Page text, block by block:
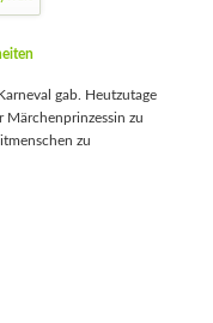
gab. Heutzutage
Märchenprinzessin zu
zu